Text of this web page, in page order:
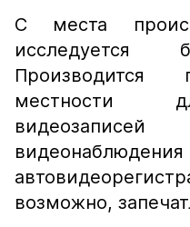
С места
исследуется
Производится
местности
возможно,